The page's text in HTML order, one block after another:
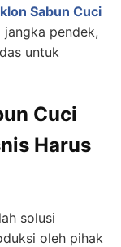
Sabun Cuci
pendek,
untuk
Cuci
Harus
solusi
oleh pihak